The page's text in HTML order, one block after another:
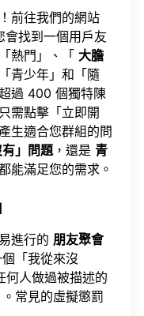
前往我們的網站
會找到一個用戶友
熱門」、「 大膽
青少年」和「隨
過 400 個獨特陳
需點擊「立即開
生適合您群組的問
」問題，還是 青
能滿足您的需求。
進行的 朋友聚會
「我從來沒
人做過被描述的
。常見的虛擬懲罰